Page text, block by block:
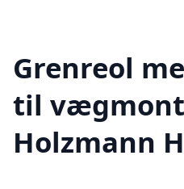
Grenreol
til
Holzmann